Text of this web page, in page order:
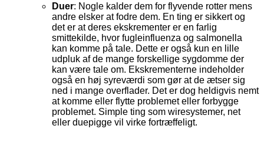
Duer: Nogle kalder dem for flyvende rotter mens
andre elsker at fodre dem. En ting er sikkert og
det er at deres ekskrementer er en farlig
smittekilde, hvor fugleinfluenza og salmonella
kan komme på tale. Dette er også kun en lille
udpluk af de mange forskellige sygdomme der
kan være tale om. Ekskrementerne indeholder
også en høj syreværdi som gør at de ætser sig
ned i mange overflader. Det er dog heldigvis nemt
at komme eller flytte problemet eller forbygge
problemet. Simple ting som wiresystemer, net
eller duepigge vil virke fortræffeligt.